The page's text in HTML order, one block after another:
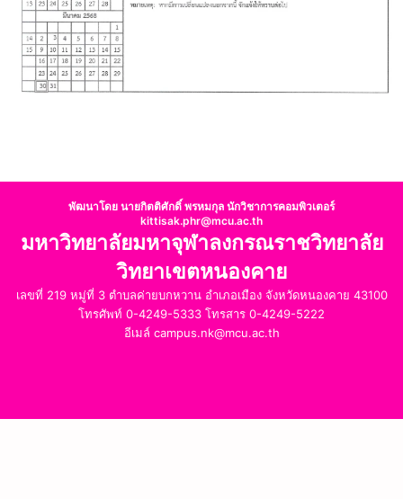
พัฒนาโดย นายกิตติศักดิ์ พรหมกุล นักวิชาการคอมพิวเตอร์
kittisak.phr@mcu.ac.th
มหาวิทยาลัยมหาจุฬาลงกรณราชวิทยาลัย
วิทยาเขตหนองคาย
เลขที่ 219 หมู่ที่ 3 ตำบลค่ายบกหวาน อำเภอเมือง จังหวัดหนองคาย 43100
โทรศัพท์ 0-4249-5333 โทรสาร 0-4249-5222
อีเมล์ campus.nk@mcu.ac.th